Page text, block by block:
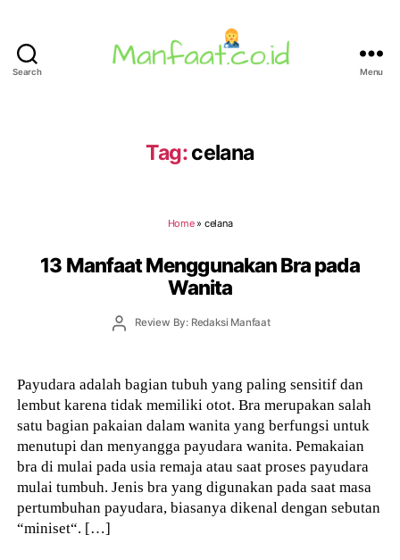
Search Menu
Tag:celana
Home» celana
13 Manfaat Menggunakan Bra pada
Wanita
PostReview By: Redaksi Manfaat
Payudara adalah bagian tubuh yang paling sensitif dan
lembut karena tidak memiliki otot. Bra merupakan salah
satu bagian pakaian dalam wanita yang berfungsi untuk
menutupi dan menyangga payudara wanita. Pemakaian
bra di mulai pada usia remaja atau saat proses payudara
mulai tumbuh. Jenis bra yang digunakan pada saat masa
pertumbuhan payudara, biasanya dikenal dengan sebutan
“miniset“. […]